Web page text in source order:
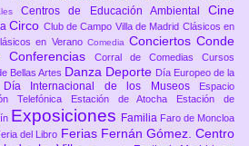
Centros de Educación AmbientalCine
Circo Club de Campo Villa de Madrid Clásicos en
en Verano Comedia ConciertosConde
Conferencias Corral de Comedias Cursos
Bellas Artes Danza Deporte Día Europeo de la
Día Internacional de los Museos
Espacio
Telefónica
Estación de Atocha
Estación de
Exposiciones Familia Faro de Moncloa
del Libro Ferias Fernán Gómez. Centro